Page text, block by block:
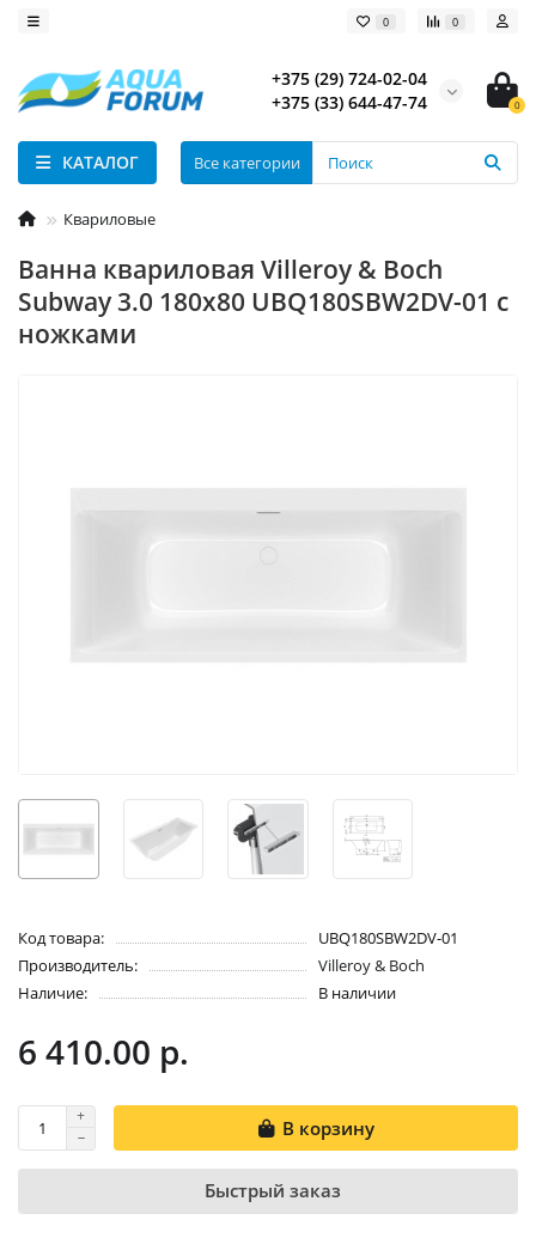
0 0
+375 (29) 724-02-04
+375 (33) 644-47-74
0
КАТАЛОГ Все категории
Квариловые
Ванна квариловая Villeroy & Boch
Subway 3.0 180х80 UBQ180SBW2DV-01 с
ножками
Код товара:
UBQ180SBW2DV-01
Производитель:
Villeroy & Boch
Наличие:
В наличии
6 410.00 р.
В корзину
Быстрый заказ